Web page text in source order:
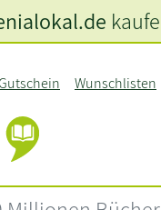
Wunschlisten